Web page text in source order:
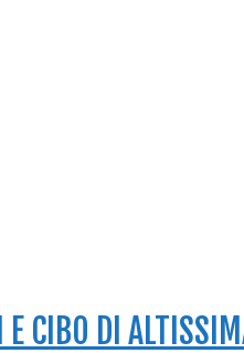
CIBO DI